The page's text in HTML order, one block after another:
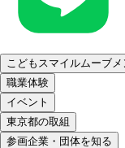
こどもスマイルムーブメ
職業体験
イベント
東京都の取組
参画企業・団体を知る